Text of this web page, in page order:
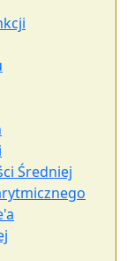
Średniej